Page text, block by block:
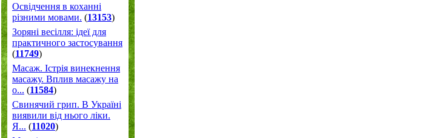
Освідчення в коханні
різними мовами. (13153)
Зоряні весілля: ідеї для
практичного застосування
(11749)
Масаж. Істрія винекнення
масажу. Вплив масажу на
о... (11584)
Свинячий грип. В Україні
виявили від нього ліки.
Я... (11020)